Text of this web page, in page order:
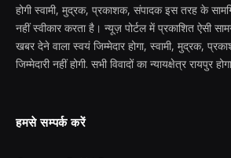
होगी स्वामी, मुद्रक, प्रकाशक, संपादक इस तरह के
नहीं स्वीकार करता है। न्यूज़ पोर्टल में प्रकाशित ऐसी
खबर देने वाला स्वयं जिम्मेदार होगा, स्वामी, मुद्रक,
जिम्मेदारी नहीं होगी. सभी विवादों का न्यायक्षेत्र रायपुर होगा
हमसे सम्पर्क करें